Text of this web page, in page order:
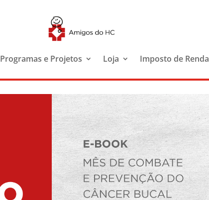
Programas e Projetos Loja Imposto de Renda